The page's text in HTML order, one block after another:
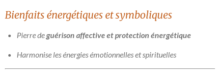
Bienfaits énergétiques et symboliques
Pierre deguérison affective et protection énergétique
Harmonise les énergies émotionnelles et spirituelles